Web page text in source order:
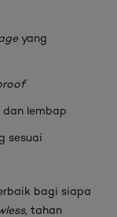
yang
lembap
sesuai
bagi siapa
, tahan